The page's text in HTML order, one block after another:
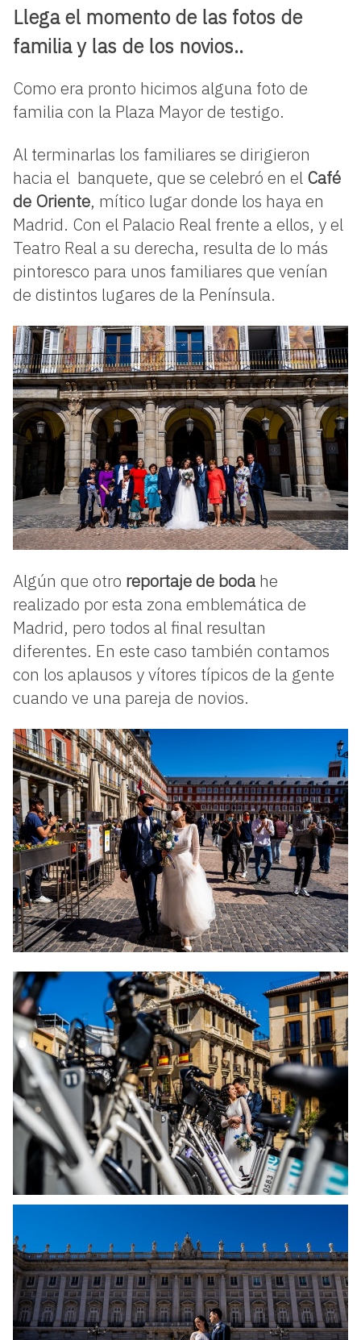
Llega el momento de las fotos de
familia y las de los novios..
Como era pronto hicimos alguna foto de
familia con la Plaza Mayor de testigo.
Al terminarlas los familiares se dirigieron
hacia el banquete, que se celebró en el Café
de Oriente, mítico lugar donde los haya en
Madrid. Con el Palacio Real frente a ellos, y el
Teatro Real a su derecha, resulta de lo más
pintoresco para unos familiares que venían
de distintos lugares de la Península.
Algún que otro reportaje de bodahe
realizado por esta zona emblemática de
Madrid, pero todos al final resultan
diferentes. En este caso también contamos
con los aplausos y vítores típicos de la gente
cuando ve una pareja de novios.